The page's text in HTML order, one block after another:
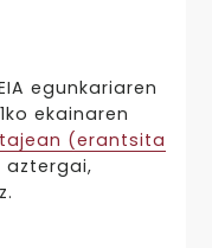
egunkariaren
ekainaren
(erantsita
aztergai,